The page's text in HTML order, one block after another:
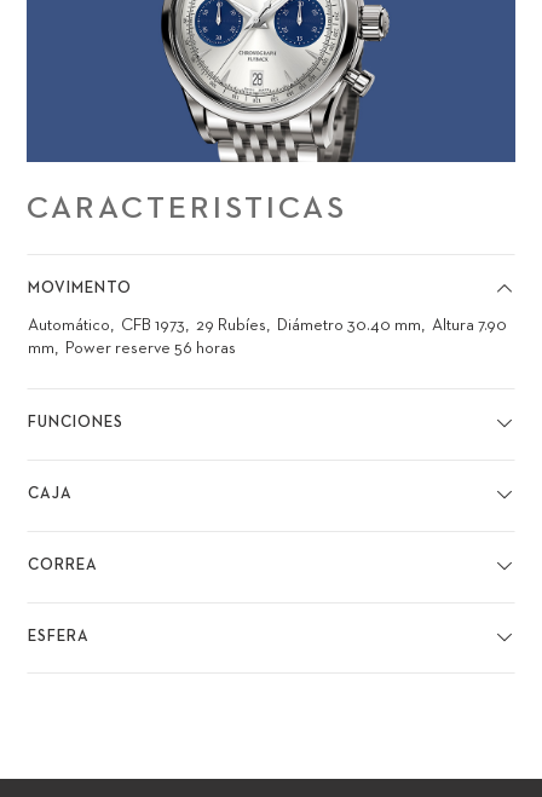
CARACTERISTICAS
MOVIMENTO
Automático CFB 1973 29 Rubíes Diámetro 30.40 mm
Altura 7.90
mm
Power reserve 56 horas
FUNCIONES
CAJA
CORREA
ESFERA